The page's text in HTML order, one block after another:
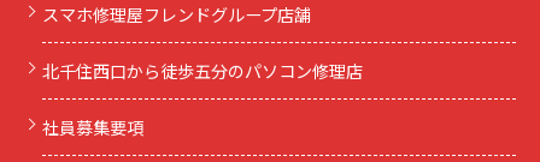
スマホ修理屋フレンドグループ店舗
北千住西口から徒歩五分のパソコン修理店
社員募集要項